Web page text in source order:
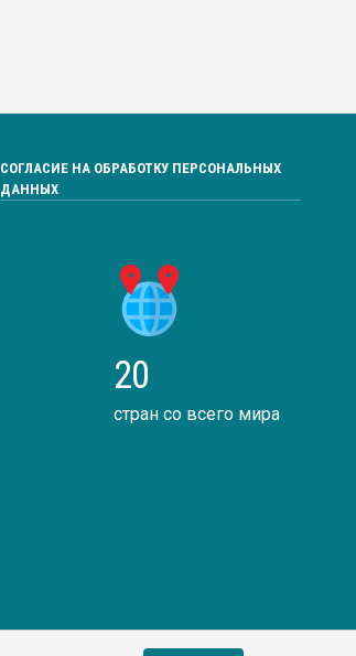
СОГЛАСИЕ НА ОБРАБОТКУ ПЕРСОНАЛЬНЫХ
ДАННЫХ
20
стран со всего мира